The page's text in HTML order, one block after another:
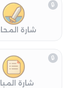
شارة
🔒
شارة
🔒